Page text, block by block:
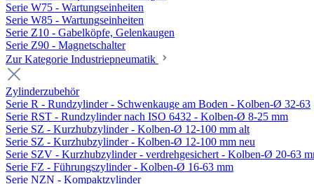
Serie W75 - Wartungseinheiten
Serie W85 - Wartungseinheiten
Serie Z10 - Gabelköpfe, Gelenkaugen
Serie Z90 - Magnetschalter
Zur Kategorie Industriepneumatik
Zylinderzubehör
Serie R - Rundzylinder - Schwenkauge am Boden - Kolben-Ø 32-63
Serie RST - Rundzylinder nach ISO 6432 - Kolben-Ø 8-25 mm
Serie SZ - Kurzhubzylinder - Kolben-Ø 12-100 mm alt
Serie SZ - Kurzhubzylinder - Kolben-Ø 12-100 mm neu
Serie SZV - Kurzhubzylinder - verdrehgesichert - Kolben-Ø 20-63
Serie FZ - Führungszylinder - Kolben-Ø 16-63 mm
Serie NZN - Kompaktzylinder